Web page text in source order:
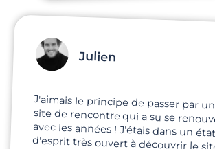
Julien
J'aimais le principe de passer par
site de rencontre qui a su se
avec les années ! J'étais dans un
d'esprit très ouvert à découvrir le site
profils représentés, et très